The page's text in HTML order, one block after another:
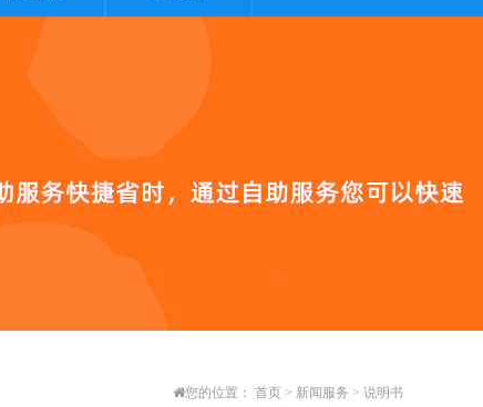
您的位置： 首页 > 新闻服务 > 说明书